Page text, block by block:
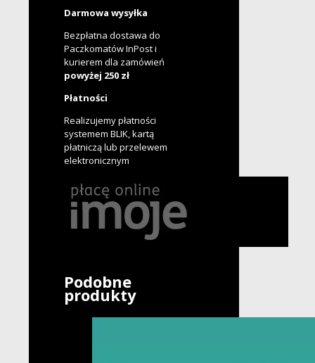
Darmowa wysyłka
Bezpłatna dostawa do
Paczkomatów InPost i
kurierem dla zamówień
powyżej 250 zł
Płatności
Realizujemy płatności
systemem BLIK, kartą
płatniczą lub przelewem
elektronicznym
Podobne
produkty